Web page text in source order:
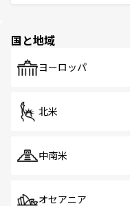
で、ホーカー
国と地域
ヨーロッパ
北米
中南米
オセアニア